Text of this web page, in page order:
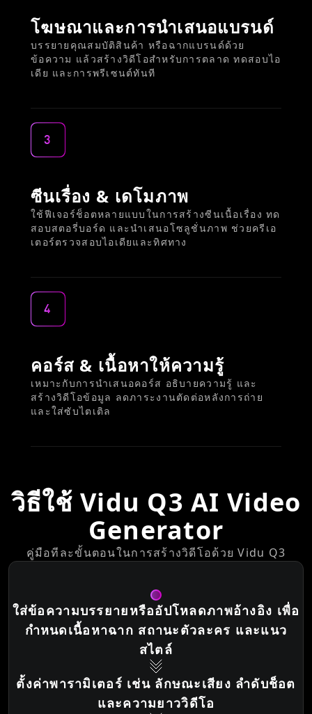
โฆษณาและการนำเสนอแบรนด์
บรรยายคุณสมบัติสินค้า หรือฉากแบรนด์ด้วย
ข้อความ แล้วสร้างวิดีโอสำหรับการตลาด ทดสอบไอ
เดีย และการพรีเซนต์ทันที
3
ซีนเรื่อง & เดโมภาพ
ใช้ฟีเจอร์ช็อตหลายแบบในการสร้างซีนเนื้อเรื่อง ทด
สอบสตอรี่บอร์ด และนำเสนอโซลูชั่นภาพ ช่วยครีเอ
เตอร์ตรวจสอบไอเดียและทิศทาง
4
คอร์ส & เนื้อหาให้ความรู้
เหมาะกับการนำเสนอคอร์ส อธิบายความรู้ และ
สร้างวิดีโอข้อมูล ลดภาระงานตัดต่อหลังการถ่าย
และใส่ซับไตเติล
วิธีใช้ Vidu Q3 AI Video
Generator
คู่มือทีละขั้นตอนในการสร้างวิดีโอด้วย Vidu Q3
ใส่ข้อความบรรยายหรืออัปโหลดภาพอ้างอิง เพื่อ
กำหนดเนื้อหาฉาก สถานะตัวละคร และแนว
สไตล์
ตั้งค่าพารามิเตอร์ เช่น ลักษณะเสียง ลำดับช็อต
และความยาววิดีโอ